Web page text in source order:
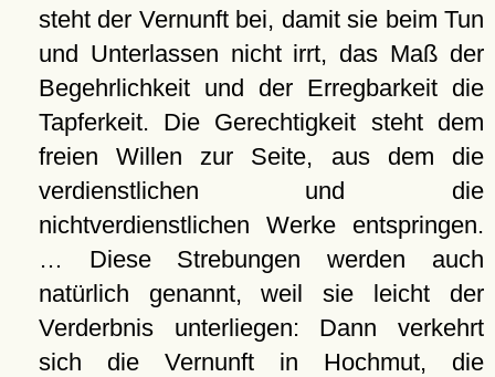
steht der Vernunft bei, damit sie beim Tun
und Unterlassen nicht irrt, das Maß der
Begehrlichkeit und der Erregbarkeit die
Tapferkeit. Die Gerechtigkeit steht dem
freien Willen zur Seite, aus dem die
verdienstlichen und die
nichtverdienstlichen Werke entspringen.
… Diese Strebungen werden auch
natürlich genannt, weil sie leicht der
Verderbnis unterliegen: Dann verkehrt
sich die Vernunft in Hochmut, die